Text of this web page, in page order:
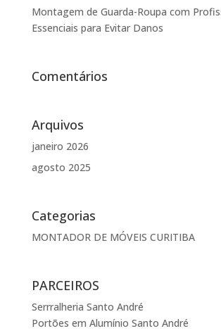
Montagem de Guarda-Roupa com
Essenciais para Evitar Danos
Comentários
Arquivos
janeiro 2026
agosto 2025
Categorias
MONTADOR DE MÓVEIS CURITIBA
PARCEIROS
Serrralheria Santo André
Portões em Alumínio Santo André